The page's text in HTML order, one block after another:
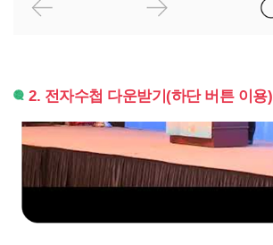
2. 전자수첩 다운받기(하단 버튼 이용)